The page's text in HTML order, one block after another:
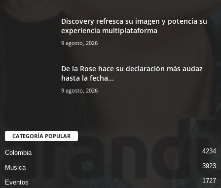
Discovery refresca su imagen y potencia su
experiencia multiplataforma
9 agosto, 2026
De la Rose hace su declaración más audaz
hasta la fecha...
9 agosto, 2026
CATEGORÍA POPULAR
Colombia 4234
Musica 3923
Eventos 1727